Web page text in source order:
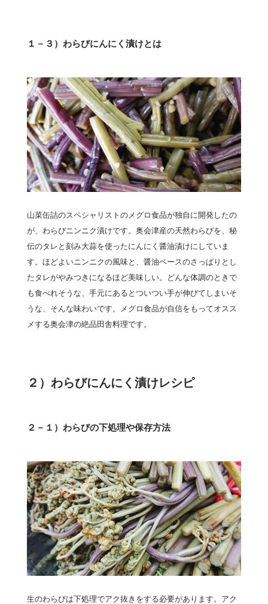
１－３）わらびにんにく漬けとは
山菜缶詰のスペシャリストのメグロ食品が独自に開発したの
が、わらびニンニク漬けです。奥会津産の天然わらびを、秘
伝のタレと刻み大蒜を使ったにんにく醤油漬けにしていま
す。ほどよいニンニクの風味と、醤油ベースのさっぱりとし
たタレがやみつきになるほど美味しい。どんな体調のときで
も食べれそうな、手元にあるとついつい手が伸びてしまいそ
うな、そんな味わいです。メグロ食品が自信をもってオスス
メする奥会津の絶品田舎料理です。
２）わらびにんにく漬けレシピ
２－１）わらびの下処理や保存方法
生のわらびは下処理でアク抜きをする必要があります。アク